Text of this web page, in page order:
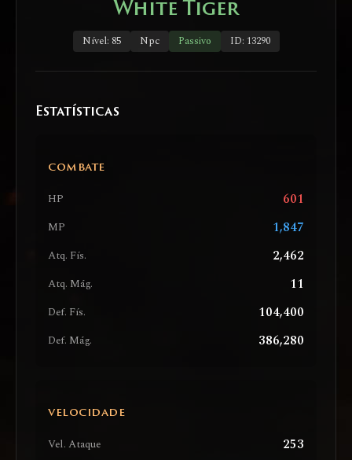
White Tiger
Nível: 85 Npc Passivo ID: 13290
Estatísticas
COMBATE
HP 601
MP 1,847
Atq. Fís. 2,462
Atq. Mág. 11
Def. Fís. 104,400
Def. Mág. 386,280
VELOCIDADE
Vel. Ataque 253